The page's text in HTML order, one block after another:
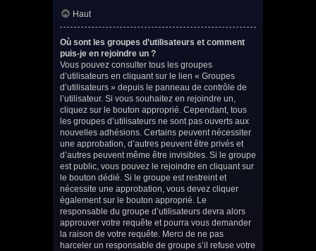
Haut
Où sont les groupes d’utilisateurs et comment
puis-je en rejoindre un ?
Vous pouvez consulter tous les groupes
d’utilisateurs en cliquant sur le lien « Groupes
d’utilisateurs » depuis le panneau de contrôle de
l’utilisateur. Si vous souhaitez en rejoindre un,
cliquez sur le bouton approprié. Cependant, tous
les groupes d’utilisateurs ne sont pas ouverts aux
nouvelles adhésions. Certains peuvent nécessiter
une approbation, d’autres peuvent être privés et
d’autres peuvent même être invisibles. Si le groupe
est public, vous pouvez le rejoindre en cliquant sur
le bouton dédié. Si le groupe est restreint et
nécessite une approbation, vous devez cliquer
également sur le bouton approprié. Le
responsable du groupe d’utilisateurs devra alors
approuver votre requête et pourra vous demander
la raison de votre requête. Merci de ne pas
harceler un responsable de groupe s’il refuse votre